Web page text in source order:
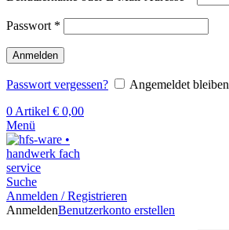
Passwort *
Anmelden
Passwort vergessen?
Angemeldet bleiben
0 Artikel € 0,00
Menü
Suche
Anmelden / Registrieren
AnmeldenBenutzerkonto erstellen